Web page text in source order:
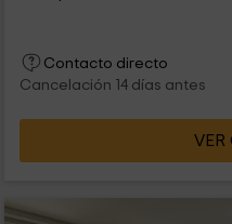
Contacto directo
Cancelación 14 días antes
VER